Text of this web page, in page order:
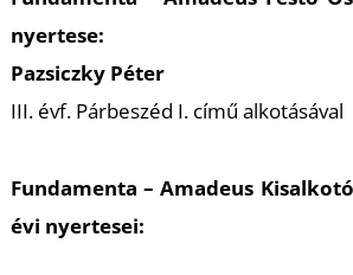
nyertese:
Pazsiczky Péter
III. évf. Párbeszéd I. című alkotásával
Fundamenta – Amadeus
évi nyertesei: